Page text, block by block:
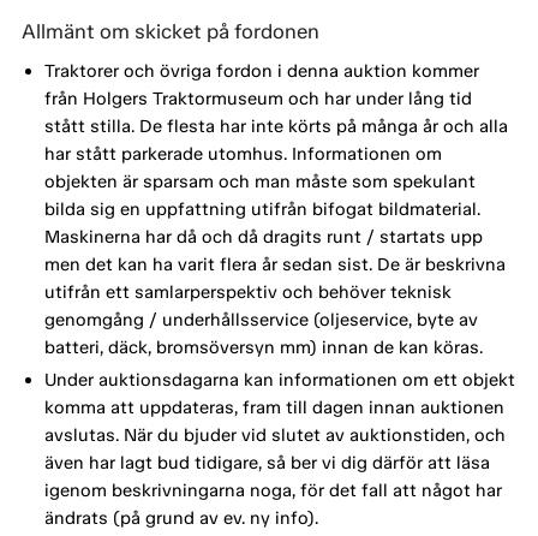
Allmänt om skicket på fordonen
Traktorer och övriga fordon i denna auktion kommer
från Holgers Traktormuseum och har under lång tid
stått stilla. De flesta har inte körts på många år och alla
har stått parkerade utomhus. Informationen om
objekten är sparsam och man måste som spekulant
bilda sig en uppfattning utifrån bifogat bildmaterial.
Maskinerna har då och då dragits runt / startats upp
men det kan ha varit flera år sedan sist. De är beskrivna
utifrån ett samlarperspektiv och behöver teknisk
genomgång / underhållsservice (oljeservice, byte av
batteri, däck, bromsöversyn mm) innan de kan köras.
Under auktionsdagarna kan informationen om ett objekt
komma att uppdateras, fram till dagen innan auktionen
avslutas. När du bjuder vid slutet av auktionstiden, och
även har lagt bud tidigare, så ber vi dig därför att läsa
igenom beskrivningarna noga, för det fall att något har
ändrats (på grund av ev. ny info).